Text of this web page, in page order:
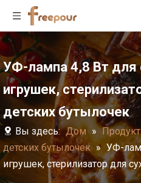
УФ-лампа 4,8 Вт для
игрушек,
детских бутылочек
Вы здесь: Дом »
детских бутылочек » УФ-
игрушек, стерилизатор для